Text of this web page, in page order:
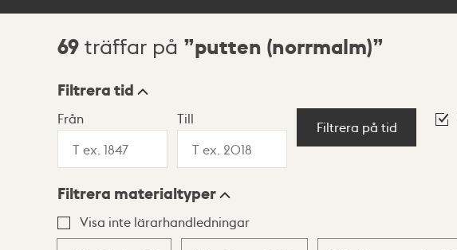
Sökresultat
69 träffar på putten (norrmalm)
Visningsläge
Lista Karta
Filtrera tid
Från Till
Filtrera på tid
Filtrera materialtyper
Visa inte lärarhandledningar